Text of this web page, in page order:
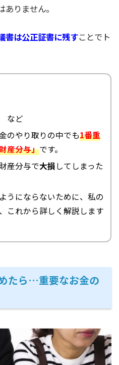
りません。
書は公正証書に残すことでト
など
のやり取りの中でも1番重
産分与」です。
産分与で大損してしまった
うにならないために、私の
これから詳しく解説します
たら…重要なお金の